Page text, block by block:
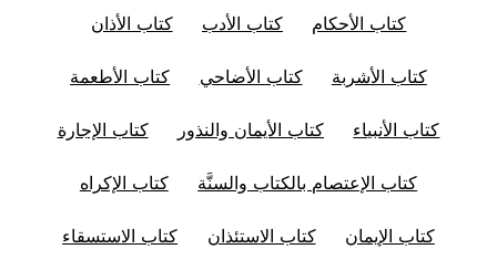
كتاب الأحكام كتاب الأدب كتاب الأذان
كتاب الأشربة كتاب الأضاحي كتاب الأطعمة
كتاب الأنبياء كتاب الأيمان والنذور كتاب الإجارة
كتاب الإعتصام بالكتاب والسنَّة كتاب الإكراه
كتاب الإيمان كتاب الاستئذان كتاب الاستسقاء